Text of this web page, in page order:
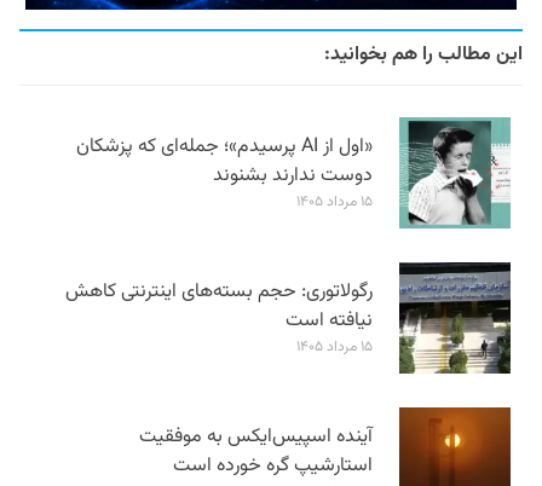
این مطالب را هم بخوانید:
«اول از AI پرسیدم»؛ جمله‌ای که پزشکان
دوست ندارند بشنوند
۱۵ مرداد ۱۴۰۵
رگولاتوری: حجم بسته‌های اینترنتی کاهش
نیافته است
۱۵ مرداد ۱۴۰۵
آینده اسپیس‌ایکس به موفقیت
استارشیپ گره خورده است